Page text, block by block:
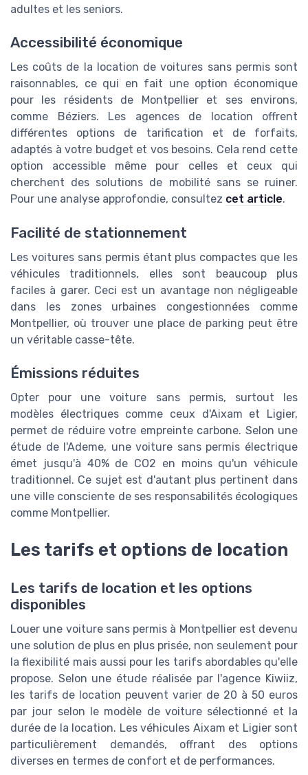
adultes et les seniors.
Accessibilité économique
Les coûts de la location de voitures sans permis sont
raisonnables, ce qui en fait une option économique
pour les résidents de Montpellier et ses environs,
comme Béziers. Les agences de location offrent
différentes options de tarification et de forfaits,
adaptés à votre budget et vos besoins. Cela rend cette
option accessible même pour celles et ceux qui
cherchent des solutions de mobilité sans se ruiner.
Pour une analyse approfondie, consultez cet article.
Facilité de stationnement
Les voitures sans permis étant plus compactes que les
véhicules traditionnels, elles sont beaucoup plus
faciles à garer. Ceci est un avantage non négligeable
dans les zones urbaines congestionnées comme
Montpellier, où trouver une place de parking peut être
un véritable casse-tête.
Émissions réduites
Opter pour une voiture sans permis, surtout les
modèles électriques comme ceux d'Aixam et Ligier,
permet de réduire votre empreinte carbone. Selon une
étude de l'Ademe, une voiture sans permis électrique
émet jusqu'à 40% de CO2 en moins qu'un véhicule
traditionnel. Ce sujet est d'autant plus pertinent dans
une ville consciente de ses responsabilités écologiques
comme Montpellier.
Les tarifs et options de location
Les tarifs de location et les options
disponibles
Louer une voiture sans permis à Montpellier est devenu
une solution de plus en plus prisée, non seulement pour
la flexibilité mais aussi pour les tarifs abordables qu'elle
propose. Selon une étude réalisée par l'agence Kiwiiz,
les tarifs de location peuvent varier de 20 à 50 euros
par jour selon le modèle de voiture sélectionné et la
durée de la location. Les véhicules Aixam et Ligier sont
particulièrement demandés, offrant des options
diverses en termes de confort et de performances.